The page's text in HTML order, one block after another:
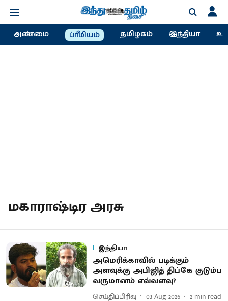
அண்மை ப்ரீமியம் தமிழகம் இந்தியா
மகாராஷ்டிர அரசு
இந்தியா
அமெரிக்காவில் படிக்கும்
அளவுக்கு அபிஜித் திப்கே குடும்ப
வருமானம் எவ்வளவு?
செய்திப்பிரிவு 03 Aug 2026 2 min read